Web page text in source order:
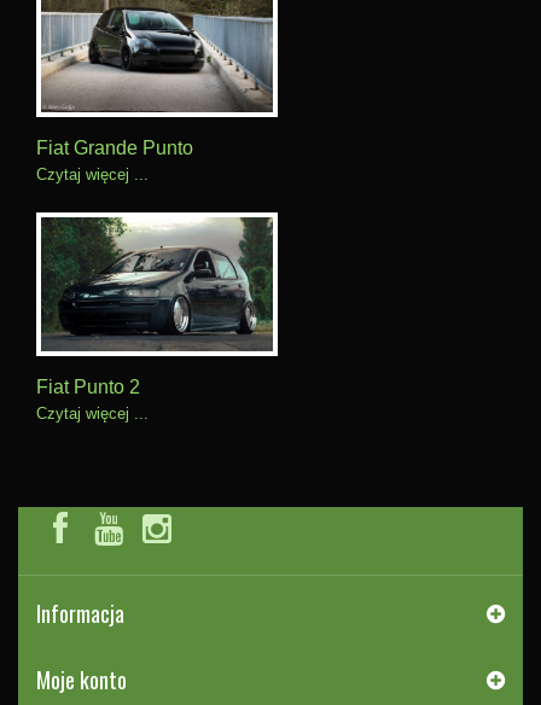
Fiat Grande Punto
Czytaj więcej ...
Fiat Punto 2
Czytaj więcej ...
Informacja
Moje konto